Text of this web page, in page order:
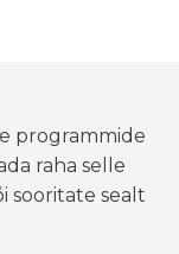
programmide
raha selle
sooritate sealt